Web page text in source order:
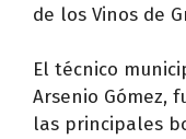
de los Vinos de
El técnico
Arsenio Gómez,
las principales